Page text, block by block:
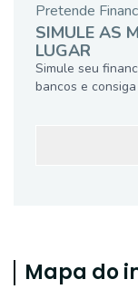
Pretende
SIMULE AS
LUGAR
Simule seu
bancos e
Mapa do